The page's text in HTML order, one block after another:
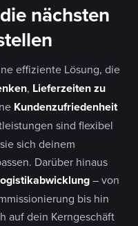
nächsten
effiziente Lösung, die
, Lieferzeiten zu
Kundenzufriedenheit
sind flexibel
sich deinem
Darüber hinaus
– von
bis hin
auf dein Kerngeschäft